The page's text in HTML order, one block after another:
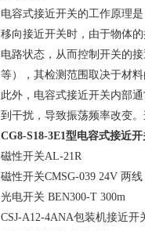
电容式接近开关的工作原理
移向接近开关时，由于物体
电路状态，从而控制开关的
等），其检测范围取决于材料
此外，电容式接近开关内部
到干扰，导致振荡频率改变
CG8-S18-3E1型电容式接近开
磁性开关AL-21R
磁性开关CMSG-039 24V 两线
光电开关 BEN300-T 300m
CSJ-A12-4ANA包装机接近开